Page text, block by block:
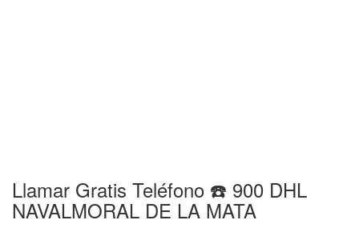
Llamar Gratis Teléfono ☎️ 900 DHL
NAVALMORAL DE LA MATA